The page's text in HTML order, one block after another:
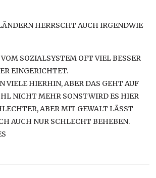
HERRSCHT AUCH IRGENDWIE
SOZIALSYSTEM OFT VIEL BESSER
EINGERICHTET.
VIELE HIERHIN, ABER DAS GEHT AUF
NICHT MEHR SONSTWIRD ES HIER
ABER MIT GEWALT LÄSST
AUCH NUR SCHLECHT BEHEBEN.